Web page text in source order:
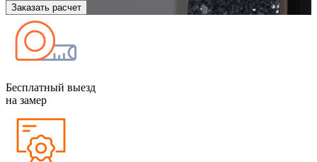
Заказать расчет
Бесплатный выезд
на замер